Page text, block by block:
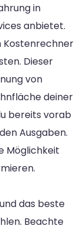
in
anbietet.
Kostenrechner
Dieser
von
deiner
bereits vorab
Ausgaben.
Möglichkeit
das beste
Beachte